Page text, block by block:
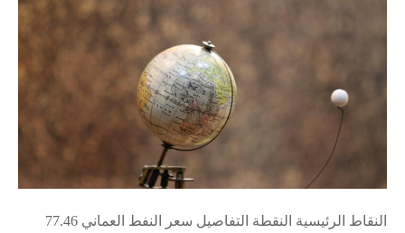
s
النقاط الرئيسية النقطة التفاصيل سعر النفط العماني 77.46